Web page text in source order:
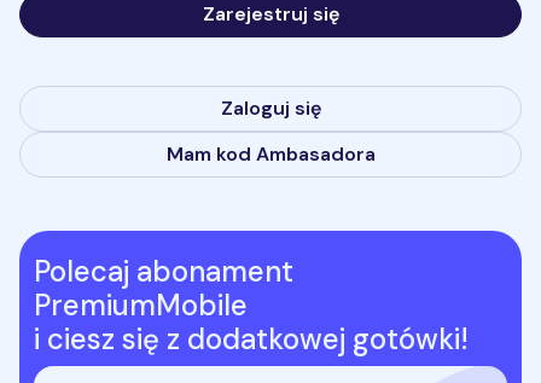
Zarejestruj się
Zaloguj się
Mam kod Ambasadora
Polecaj abonament
PremiumMobile
i ciesz się z dodatkowej gotówki!